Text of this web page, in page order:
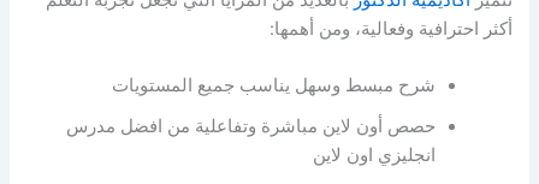
أكثر احترافية وفعالية، ومن أهمها:
شرح مبسط وسهل يناسب جميع المستويات
حصص أون لاين مباشرة وتفاعلية من افضل مدرس
انجليزي اون لاين